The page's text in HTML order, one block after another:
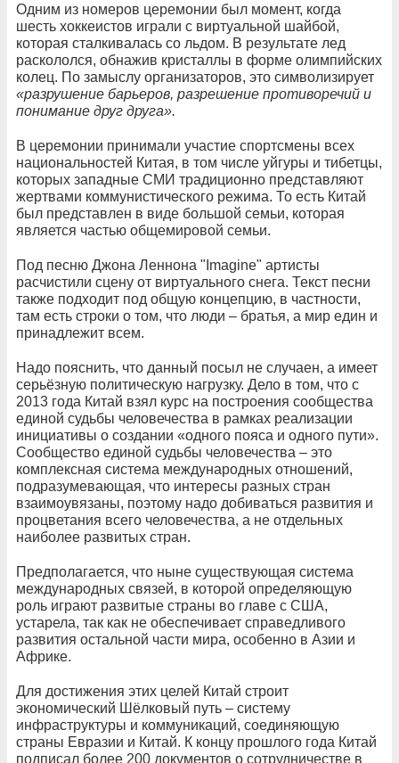
Одним из номеров церемонии был момент, когда
шесть хоккеистов играли с виртуальной шайбой,
которая сталкивалась со льдом. В результате лед
раскололся, обнажив кристаллы в форме олимпийских
колец. По замыслу организаторов, это символизирует
«разрушение барьеров, разрешение противоречий и
понимание друг друга».
В церемонии принимали участие спортсмены всех
национальностей Китая, в том числе уйгуры и тибетцы,
которых западные СМИ традиционно представляют
жертвами коммунистического режима. То есть Китай
был представлен в виде большой семьи, которая
является частью общемировой семьи.
Под песню Джона Леннона "Imagine" артисты
расчистили сцену от виртуального снега. Текст песни
также подходит под общую концепцию, в частности,
там есть строки о том, что люди – братья, а мир един и
принадлежит всем.
Надо пояснить, что данный посыл не случаен, а имеет
серьёзную политическую нагрузку. Дело в том, что с
2013 года Китай взял курс на построения сообщества
единой судьбы человечества в рамках реализации
инициативы о создании «одного пояса и одного пути».
Сообщество единой судьбы человечества – это
комплексная система международных отношений,
подразумевающая, что интересы разных стран
взаимоувязаны, поэтому надо добиваться развития и
процветания всего человечества, а не отдельных
наиболее развитых стран.
Предполагается, что ныне существующая система
международных связей, в которой определяющую
роль играют развитые страны во главе с США,
устарела, так как не обеспечивает справедливого
развития остальной части мира, особенно в Азии и
Африке.
Для достижения этих целей Китай строит
экономический Шёлковый путь – систему
инфраструктуры и коммуникаций, соединяющую
страны Евразии и Китай. К концу прошлого года Китай
подписал более 200 документов о сотрудничестве в